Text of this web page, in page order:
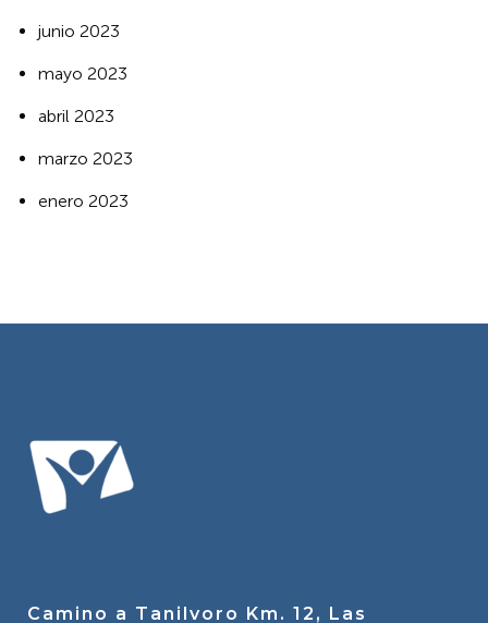
junio 2023
mayo 2023
abril 2023
marzo 2023
enero 2023
Camino a Tanilvoro Km. 12, Las